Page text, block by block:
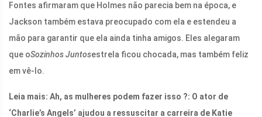
Fontes afirmaram que Holmes não parecia bem na época, e
Jackson também estava preocupado com ela e estendeu a
mão para garantir que ela ainda tinha amigos. Eles alegaram
que oSozinhos Juntosestrela ficou chocada, mas também feliz
em vê-lo.
Leia mais: Ah, as mulheres podem fazer isso ?: O ator de
‘Charlie’s Angels’ ajudou a ressuscitar a carreira de Katie